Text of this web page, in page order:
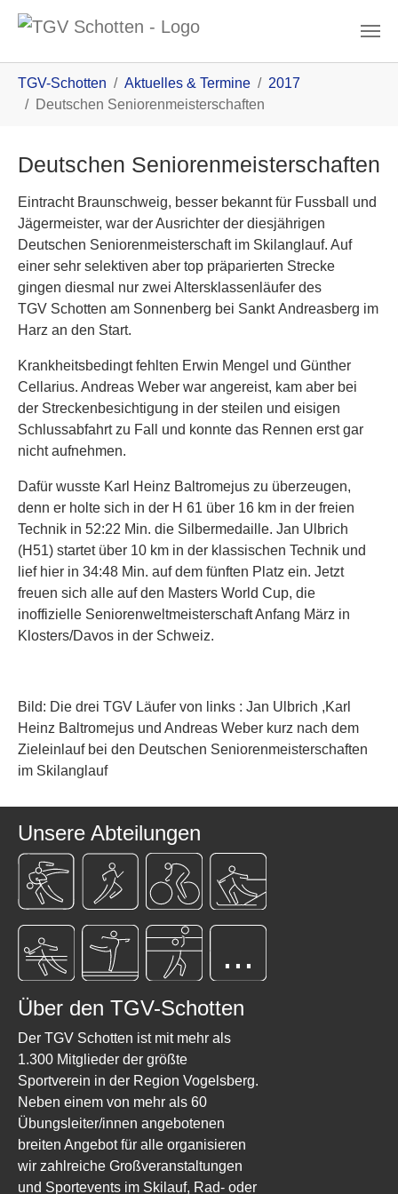
TGV-Schotten Aktuelles & Termine
2017
Deutschen Seniorenmeisterschaften
Deutschen Seniorenmeisterschaften
Eintracht Braunschweig, besser bekannt für Fussball und
Jägermeister, war der Ausrichter der diesjährigen
Deutschen Seniorenmeisterschaft im Skilanglauf. Auf
einer sehr selektiven aber top präparierten Strecke
gingen diesmal nur zwei Altersklassenläufer des
TGV Schotten am Sonnenberg bei Sankt Andreasberg im
Harz an den Start.
Krankheitsbedingt fehlten Erwin Mengel und Günther
Cellarius. Andreas Weber war angereist, kam aber bei
der Streckenbesichtigung in der steilen und eisigen
Schlussabfahrt zu Fall und konnte das Rennen erst gar
nicht aufnehmen.
Dafür wusste Karl Heinz Baltromejus zu überzeugen,
denn er holte sich in der H 61 über 16 km in der freien
Technik in 52:22 Min. die Silbermedaille. Jan Ulbrich
(H51) startet über 10 km in der klassischen Technik und
lief hier in 34:48 Min. auf dem fünften Platz ein. Jetzt
freuen sich alle auf den Masters World Cup, die
inoffizielle Seniorenweltmeisterschaft Anfang März in
Klosters/Davos in der Schweiz.
Bild: Die drei TGV Läufer von links : Jan Ulbrich ,Karl
Heinz Baltromejus und Andreas Weber kurz nach dem
Zieleinlauf bei den Deutschen Seniorenmeisterschaften
im Skilanglauf
Unsere Abteilungen
...
Über den TGV-Schotten
Der TGV Schotten ist mit mehr als
1.300 Mitglieder der größte
Sportverein in der Region Vogelsberg.
Neben einem von mehr als 60
Übungsleiter/innen angebotenen
breiten Angebot für alle organisieren
wir zahlreiche Großveranstaltungen
und Sportevents im Skilauf, Rad- oder